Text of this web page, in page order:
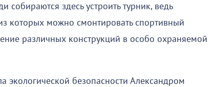
здесь устроить турник, ведь
которых можно смонтировать спортивный
различных конструкций в особо охраняемой
экологической безопасности Александром